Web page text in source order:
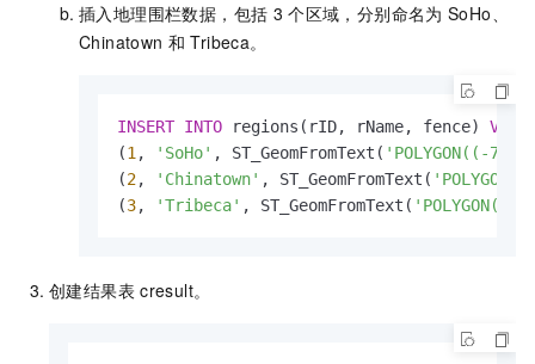
插入地理围栏数据，包括 3 个区域，分别命名为 SoHo、
Chinatown 和 Tribeca。
INSERT INTO regions(rID, rName, fence)
(1 , 'SoHo' , ST_GeomFromText( 'POLYGON((-
(2, 'Chinatown' , ST_GeomFromText(
(3, 'Tribeca' , ST_GeomFromText( 'POLYGON((-
创建结果表 cresult。